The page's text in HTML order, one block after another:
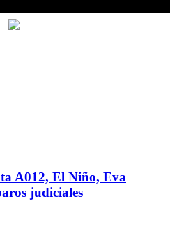
A012, El Niño, Eva
judiciales